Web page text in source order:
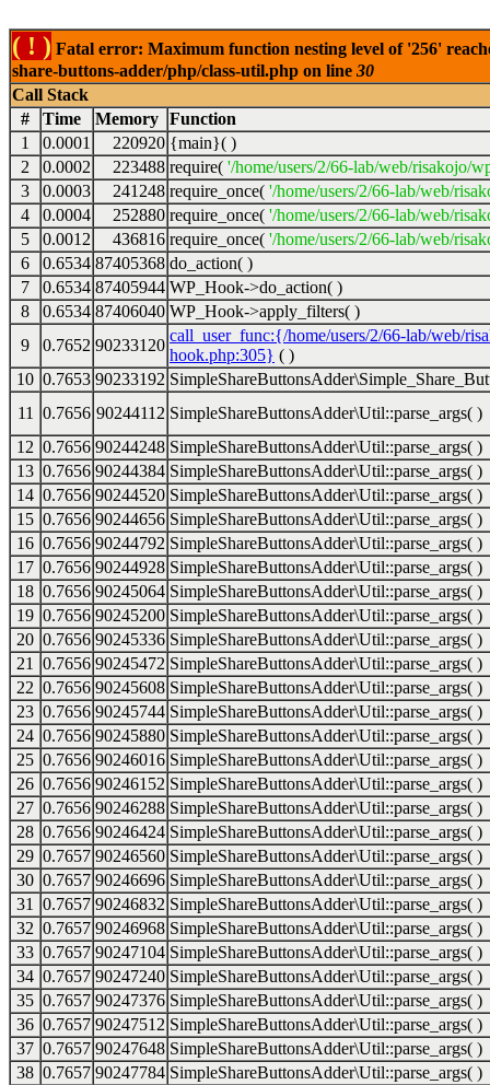
( ! ) Fatal error: Maximum function nesting level of '256'
share-buttons-adder/php/class-util.php on line 30
Call Stack
#
Time Memory Function
1
0.0001 220920 {main}( )
2
0.0002 223488 require( '/home/users/2/66-lab/web/risakojo/
3
0.0003 241248 require_once( '/home/users/2/66-lab/web/
4
0.0004 252880 require_once( '/home/users/2/66-lab/web/
5
0.0012 436816 require_once( '/home/users/2/66-lab/web/
6
0.6534 87405368 do_action( )
7
0.6534 87405944 WP_Hook->do_action( )
8
0.6534 87406040 WP_Hook->apply_filters( )
9
0.7652 90233120
call_user_func:{/home/users/2/66-lab/web/
hook.php:305} ( )
10 0.7653 90233192
11
0.7656 90244112 SimpleShareButtonsAdder\Util::parse_args( )
12 0.7656 90244248 SimpleShareButtonsAdder\Util::parse_args( )
13 0.7656 90244384 SimpleShareButtonsAdder\Util::parse_args( )
14 0.7656 90244520 SimpleShareButtonsAdder\Util::parse_args( )
15 0.7656 90244656 SimpleShareButtonsAdder\Util::parse_args( )
16 0.7656 90244792 SimpleShareButtonsAdder\Util::parse_args( )
17 0.7656 90244928 SimpleShareButtonsAdder\Util::parse_args( )
18 0.7656 90245064 SimpleShareButtonsAdder\Util::parse_args( )
19 0.7656 90245200 SimpleShareButtonsAdder\Util::parse_args( )
20 0.7656 90245336 SimpleShareButtonsAdder\Util::parse_args( )
21
0.7656 90245472 SimpleShareButtonsAdder\Util::parse_args( )
22 0.7656 90245608 SimpleShareButtonsAdder\Util::parse_args( )
23 0.7656 90245744 SimpleShareButtonsAdder\Util::parse_args( )
24 0.7656 90245880 SimpleShareButtonsAdder\Util::parse_args( )
25 0.7656 90246016 SimpleShareButtonsAdder\Util::parse_args( )
26 0.7656 90246152 SimpleShareButtonsAdder\Util::parse_args( )
27 0.7656 90246288 SimpleShareButtonsAdder\Util::parse_args( )
28 0.7656 90246424 SimpleShareButtonsAdder\Util::parse_args( )
29 0.7657 90246560 SimpleShareButtonsAdder\Util::parse_args( )
30 0.7657 90246696 SimpleShareButtonsAdder\Util::parse_args( )
31
0.7657 90246832 SimpleShareButtonsAdder\Util::parse_args( )
32 0.7657 90246968 SimpleShareButtonsAdder\Util::parse_args( )
33 0.7657 90247104 SimpleShareButtonsAdder\Util::parse_args( )
34 0.7657 90247240 SimpleShareButtonsAdder\Util::parse_args( )
35 0.7657 90247376 SimpleShareButtonsAdder\Util::parse_args( )
36 0.7657 90247512 SimpleShareButtonsAdder\Util::parse_args( )
37 0.7657 90247648 SimpleShareButtonsAdder\Util::parse_args( )
38 0.7657 90247784 SimpleShareButtonsAdder\Util::parse_args( )